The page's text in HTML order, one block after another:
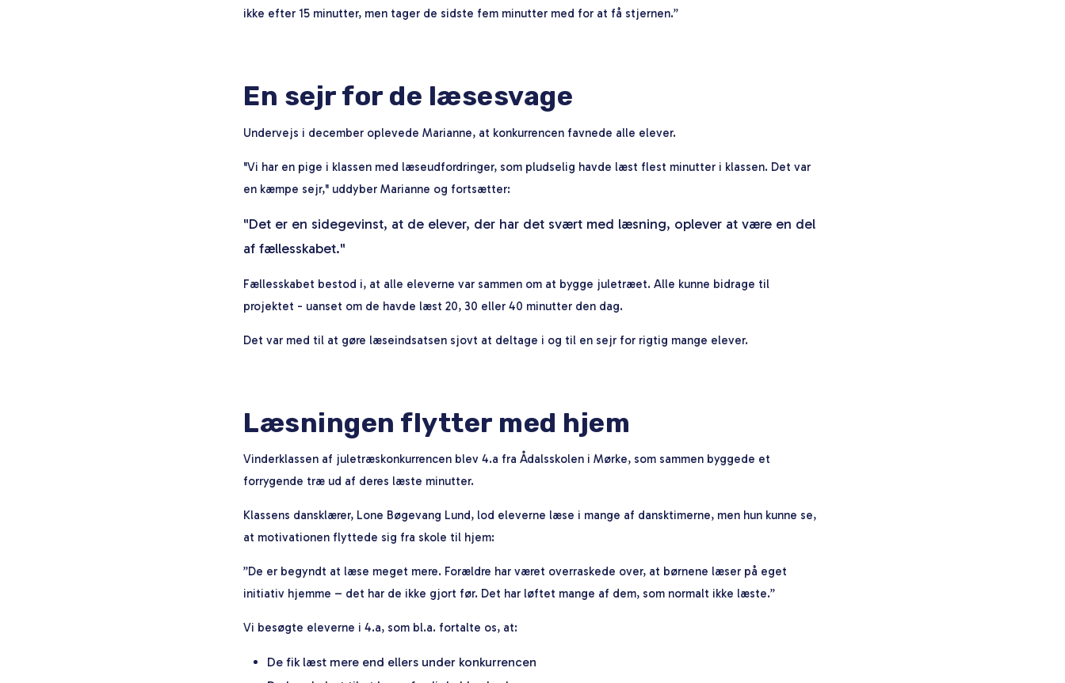
ikke efter 15 minutter, men tager de sidste fem minutter med for at få stjernen.”
En sejr for de læsesvage
Undervejs i december oplevede Marianne, at konkurrencen favnede alle elever.
"Vi har en pige i klassen med læseudfordringer, som pludselig havde læst flest minutter i klassen. Det var
en kæmpe sejr," uddyber Marianne og fortsætter:
"Det er en sidegevinst, at de elever, der har det svært med læsning, oplever at være en del
af fællesskabet."
Fællesskabet bestod i, at alle eleverne var sammen om at bygge juletræet. Alle kunne bidrage til
projektet - uanset om de havde læst 20, 30 eller 40 minutter den dag.
Det var med til at gøre læseindsatsen sjovt at deltage i og til en sejr for rigtig mange elever.
Læsningen flytter med hjem
Vinderklassen af juletræskonkurrencen blev 4.a fra Ådalsskolen i Mørke, som sammen byggede et
forrygende træ ud af deres læste minutter.
Klassens dansklærer, Lone Bøgevang Lund, lod eleverne læse i mange af dansktimerne, men hun kunne se,
at motivationen flyttede sig fra skole til hjem:
”De er begyndt at læse meget mere. Forældre har været overraskede over, at børnene læser på eget
initiativ hjemme – det har de ikke gjort før. Det har løftet mange af dem, som normalt ikke læste.”
Vi besøgte eleverne i 4.a, som bl.a. fortalte os, at:
De fik læst mere end ellers under konkurrencen